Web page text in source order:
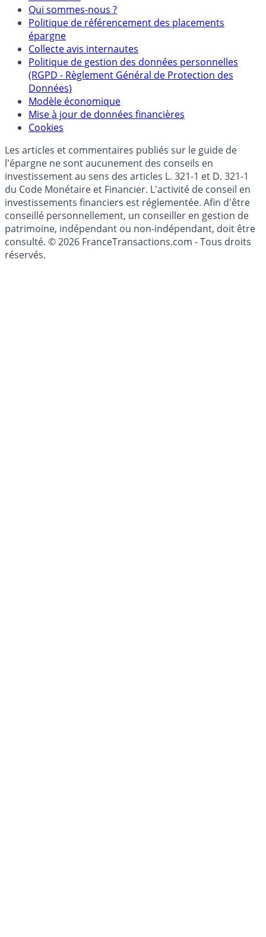
Mentions légales et Conditions d’utilisation
Partenaires
Qui sommes-nous ?
Politique de référencement des placements
épargne
Collecte avis internautes
Politique de gestion des données personnelles
(RGPD - Règlement Général de Protection des
Données)
Modèle économique
Cookies
Les articles et commentaires publiés sur le guide de
l'épargne ne sont aucunement des conseils en
investissement au sens des articles L. 321-1 et D. 321-1
du Code Monétaire et Financier. L'activité de conseil en
investissements financiers est réglementée. Afin d'être
conseillé personnellement, un conseiller en gestion de
patrimoine, indépendant ou non-indépendant, doit être